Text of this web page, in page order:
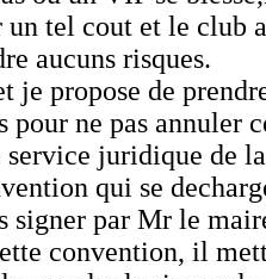
un tel cout et le club
aucuns risques.
je propose de
pour ne pas annuler
service juridique de
qui se
signer par Mr le
convention, il